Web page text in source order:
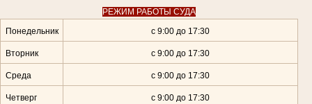
РЕЖИМ РАБОТЫ СУДА
Понедельник
с 9:00 до 17:30
Вторник с 9:00 до 17:30
Среда с 9:00 до 17:30
Четверг с 9:00 до 17:30